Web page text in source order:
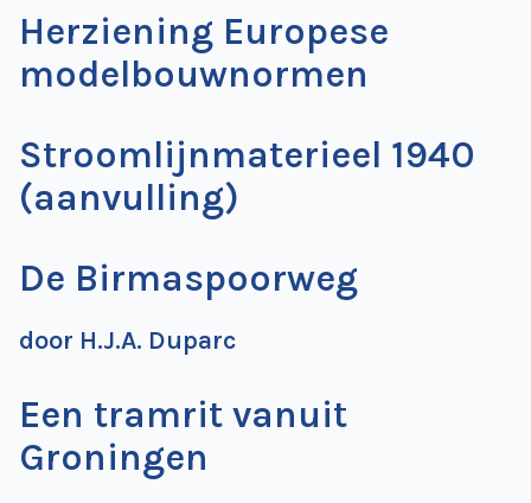
de
NVBS
Wegwijzer
NVBS
Herziening Europese
modelbouwnormen
Stroomlijnmaterieel 1940
(aanvulling)
De Birmaspoorweg
door H.J.A. Duparc
Een tramrit vanuit
Groningen